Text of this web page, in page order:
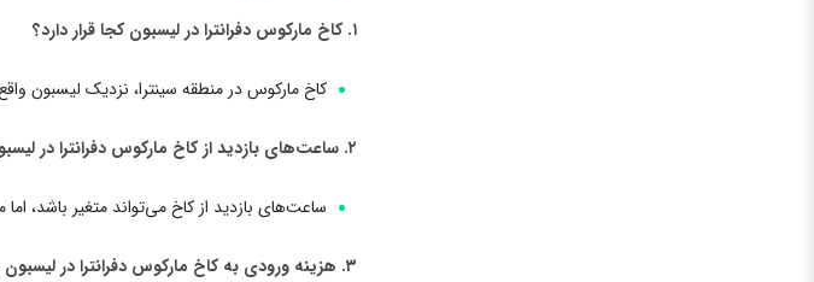
۱. کاخ مارکوس دفرانترا در لیسبون کجا قرار دارد؟
کاخ مارکوس در منطقه سینترا، نزدیک لیسبون
۲. ساعت‌های بازدید از کاخ مارکوس دفرانترا در لیسبون چگونه است؟
ساعت‌های بازدید از کاخ می‌تواند متغیر باشد، اما معمولاً از ۹ صبح تا ۵ بعد از ظهر است. لطفاً برای اطلاعات دقیق‌تر، وب‌سایت
۳. هزینه ورودی به کاخ مارکوس دفرانترا در لیسبون چقدر است؟